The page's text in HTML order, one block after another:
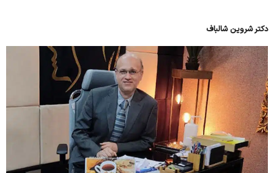
دکتر شروین شالباف